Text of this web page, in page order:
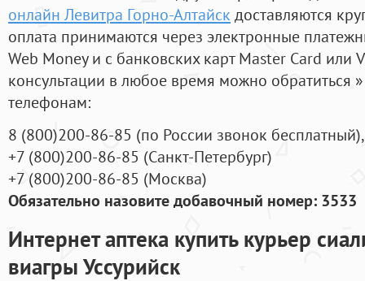
онлайн Левитра Горно-Алтайск доставляются
оплата принимаются через электронные
Web Money и с банковских карт Master Card или
консультации в любое время можно обратиться
телефонам:
8 (800)200-86-85 (по России звонок бесплатный),
+7 (800)200-86-85 (Санкт-Петербург)
+7 (800)200-86-85 (Москва)
Обязательно назовите добавочный номер: 3533
Интернет аптека купить курьер
виагры Уссурийск